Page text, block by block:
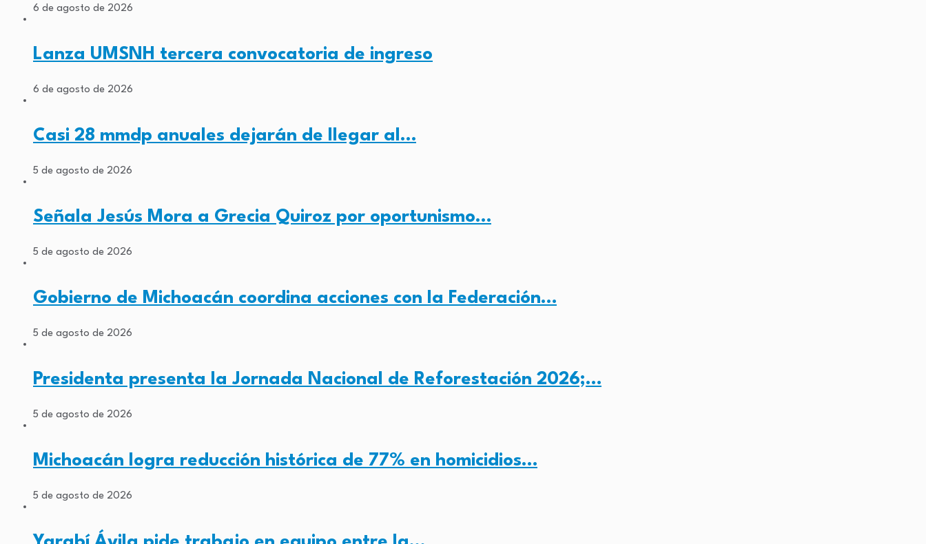
6 de agosto de 2026
Lanza UMSNH tercera convocatoria de ingreso
6 de agosto de 2026
Casi 28 mmdp anuales dejarán de llegar al…
5 de agosto de 2026
Señala Jesús Mora a Grecia Quiroz por oportunismo…
5 de agosto de 2026
Gobierno de Michoacán coordina acciones con la Federación…
5 de agosto de 2026
Presidenta presenta la Jornada Nacional de Reforestación 2026;…
5 de agosto de 2026
Michoacán logra reducción histórica de 77% en homicidios…
5 de agosto de 2026